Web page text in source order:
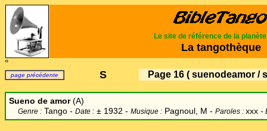
Le site de référence de la planète
La tangothèque
°
page précédente S Page 16( suenodeamor /
Sueno de amor(A)
Genre : Tango - Date : ± 1932 - Musique : Pagnoul, M - Paroles : xxx -